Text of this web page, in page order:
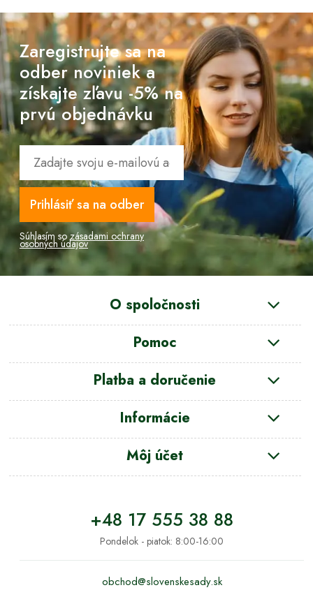
Zaregistrujte sa na
odber noviniek a
získajte zľavu -5% na
prvú objednávku
Prihlásiť sa na odber
Súhlasím sozásadami ochrany
osobných údajov
O spoločnosti
Pomoc
Platba a doručenie
Informácie
Môj účet
+48 17 555 38 88
Pondelok - piatok: 8:00-16:00
obchod@slovenskesady.sk